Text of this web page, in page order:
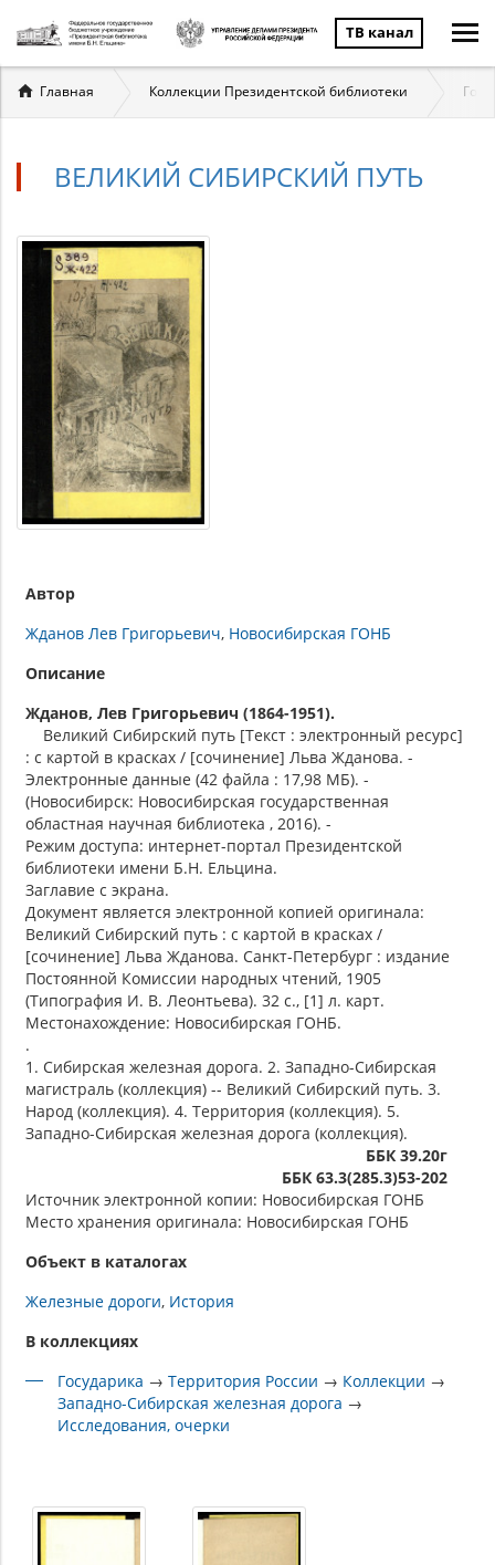
ТВ канал
Вы
здесь
Главная Коллекции Президентской библиотеки
ВЕЛИКИЙ СИБИРСКИЙ ПУТЬ
Автор
Жданов Лев Григорьевич Новосибирская ГОНБ
Описание
Жданов, Лев Григорьевич (1864-1951).
Великий Сибирский путь [Текст : электронный ресурс]
: с картой в красках / [сочинение] Льва Жданова. -
Электронные данные (42 файла : 17,98 МБ). -
(Новосибирск: Новосибирская государственная
областная научная библиотека , 2016). -
Режим доступа: интернет-портал Президентской
библиотеки имени Б.Н. Ельцина.
Заглавие с экрана.
Документ является электронной копией оригинала:
Великий Сибирский путь : с картой в красках /
[сочинение] Льва Жданова. Санкт-Петербург : издание
Постоянной Комиссии народных чтений, 1905
(Типография И. В. Леонтьева). 32 с., [1] л. карт.
Местонахождение: Новосибирская ГОНБ.
.
1. Сибирская железная дорога. 2. Западно-Сибирская
магистраль (коллекция) -- Великий Сибирский путь. 3.
Народ (коллекция). 4. Территория (коллекция). 5.
Западно-Сибирская железная дорога (коллекция).
ББК 39.20г
ББК 63.3(285.3)53-202
Источник электронной копии: Новосибирская ГОНБ
Место хранения оригинала: Новосибирская ГОНБ
Объект в каталогах
Железные дороги История
В коллекциях
Государика →Территория России → Коллекции →
Западно-Сибирская железная дорога →
Исследования, очерки